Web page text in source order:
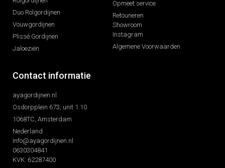
Duo Rolgordijnen
Vouwgordijnen
Plissé Gordijnen
Jaloeziën
Opmeet service
Retouneren
Showroom
Instagram
Algemene Voorwaarden
Contact informatie
ayagordijnen.nl
Osdorpplein 673, unit 1.10
1068TC, Amsterdam
Nederland
Info@ayagordijnen.nl
0630304841
KVK: 62287400